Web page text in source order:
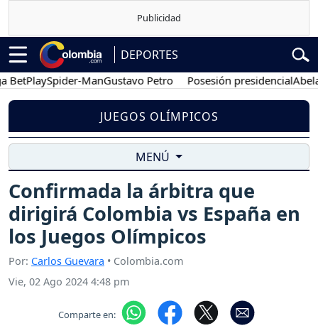
DEPORTES
Spider-ManGustavo Petro Posesión presidencialAbelardo
JUEGOS OLÍMPICOS
MENÚ
Confirmada la árbitra que
dirigirá Colombia vs España en
los Juegos Olímpicos
Por: Carlos Guevara • Colombia.com
Vie, 02 Ago 2024 4:48 pm
Comparte en: